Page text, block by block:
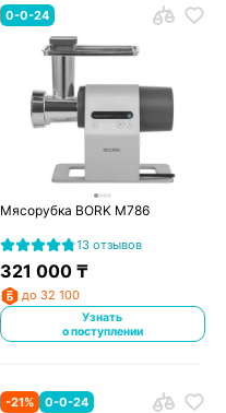
0-0-24
Мясорубка BORK M786
13 отзывов
321 000 ₸
до 32 100
Узнать
о поступлении
-21% 0-0-24